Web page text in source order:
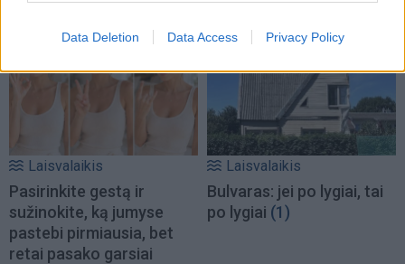
Data Deletion Data Access Privacy Policy
Laisvalaikis
Pasirinkite gestą ir
sužinokite, ką jumyse
pastebi pirmiausia, bet
retai pasako garsiai
Laisvalaikis
Bulvaras: jei po lygiai, tai
po lygiai (1)